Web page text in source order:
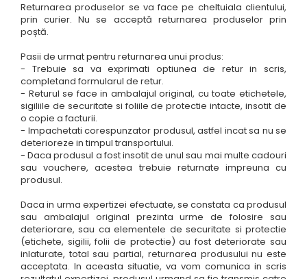
Returnarea produselor se va face pe cheltuiala clientului,
prin curier. Nu se acceptă returnarea produselor prin
poștă.
Pasii de urmat pentru returnarea unui produs:
- Trebuie sa va exprimati optiunea de retur in scris,
completand formularul de retur.
- Returul se face in ambalajul original, cu toate etichetele,
sigiliile de securitate si foliile de protectie intacte, insotit de
o copie a facturii.
- Impachetati corespunzator produsul, astfel incat sa nu se
deterioreze in timpul transportului.
- Daca produsul a fost insotit de unul sau mai multe cadouri
sau vouchere, acestea trebuie returnate impreuna cu
produsul.
Daca in urma expertizei efectuate, se constata ca produsul
sau ambalajul original prezinta urme de folosire sau
deteriorare, sau ca elementele de securitate si protectie
(etichete, sigilii, folii de protectie) au fost deteriorate sau
inlaturate, total sau partial, returnarea produsului nu este
acceptata. In aceasta situatie, va vom comunica in scris